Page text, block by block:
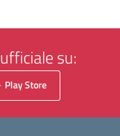
su:
Play Store